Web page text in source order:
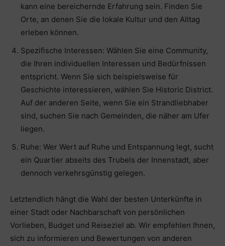
kann eine bereichernde Erfahrung sein. Finden Sie
Orte, an denen Sie die lokale Kultur und den Alltag
erleben können.
Spezifische Interessen: Wählen Sie eine Community,
die Ihren individuellen Interessen und Bedürfnissen
entspricht. Wenn Sie sich beispielsweise für
Geschichte interessieren, wählen Sie Historic District.
Auf der anderen Seite, wenn Sie ein Strandliebhaber
sind, suchen Sie nach Gemeinden, die näher am Ufer
liegen.
Ruhe: Wer Wert auf Ruhe und Entspannung legt, sucht
ein Quartier abseits des Trubels der Innenstadt, aber
dennoch verkehrsgünstig gelegen.
Letztendlich hängt die Wahl der besten Unterkünfte in
einer Stadt oder Nachbarschaft von persönlichen
Vorlieben, Budget und Reiseziel ab. Wir empfehlen Ihnen,
sich zu informieren und Bewertungen von anderen